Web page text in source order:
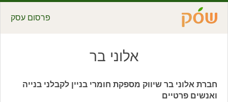
פרסום עסק
אלוני בר
חברת אלוני בר שיווק מספקת חומרי בניין לקבלני בנייה
ואנשים פרטיים